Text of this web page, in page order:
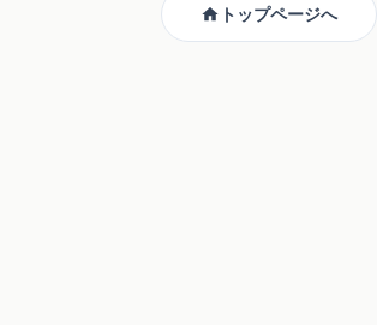
トップページへ